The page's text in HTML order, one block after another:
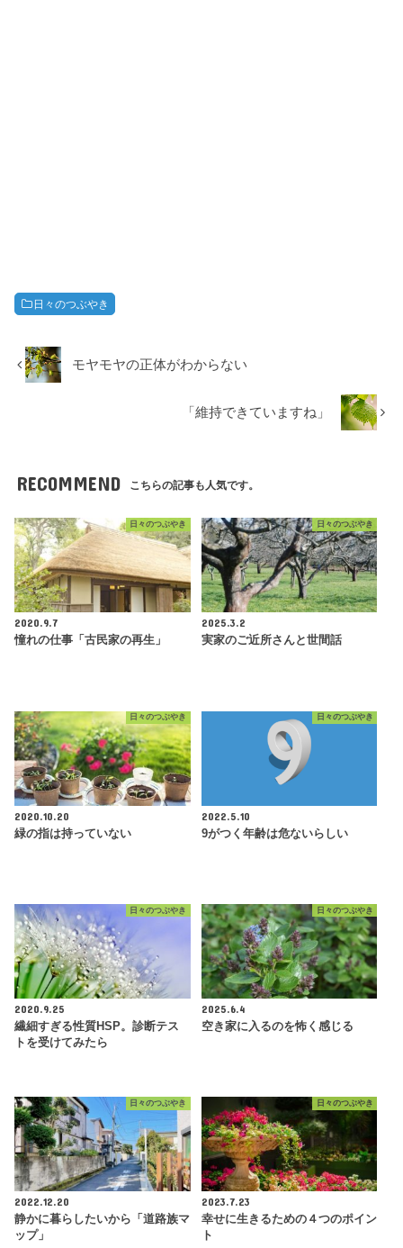
日々のつぶやき
モヤモヤの正体がわからない
「維持できていますね」
RECOMMEND こちらの記事も人気です。
日々のつぶやき
2020.9.7
憧れの仕事「古民家の再生」
日々のつぶやき
2025.3.2
実家のご近所さんと世間話
日々のつぶやき
2020.10.20
緑の指は持っていない
日々のつぶやき
2022.5.10
9がつく年齢は危ないらしい
日々のつぶやき
2020.9.25
繊細すぎる性質HSP。診断テス
トを受けてみたら
日々のつぶやき
2025.6.4
空き家に入るのを怖く感じる
日々のつぶやき
2022.12.20
静かに暮らしたいから「道路族マ
ップ」
日々のつぶやき
2023.7.23
幸せに生きるための４つのポイン
ト